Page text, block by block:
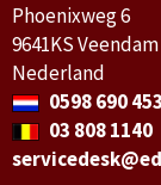
Phoenixweg 6
9641KS Veendam
Nederland
0598 690 453
03 808 1140